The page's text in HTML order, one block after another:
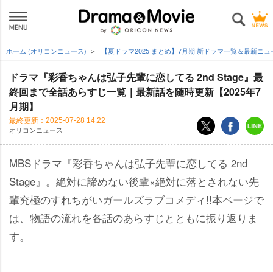
ホーム (オリコンニュース) 【夏ドラマ2025 まとめ】7月期 新ドラマ一覧＆最新ニ
ドラマ『彩香ちゃんは弘子先輩に恋してる 2nd Stage』最
終回まで全話あらすじ一覧｜最新話を随時更新【2025年7
月期】
最終更新： 2025-07-28 14:22
オリコンニュース
MBSドラマ『彩香ちゃんは弘子先輩に恋してる 2nd
Stage』。絶対に諦めない後輩×絶対に落とされない先
輩究極のすれちがいガールズラブコメディ!!本ページで
は、物語の流れを各話のあらすじとともに振り返りま
す。